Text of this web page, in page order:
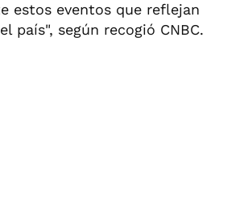
estos eventos que reflejan
país", según recogió CNBC.